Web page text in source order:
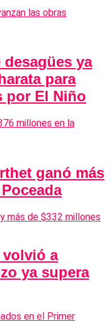
ya
para
por El Niño
ganó más
volvió a
ya supera